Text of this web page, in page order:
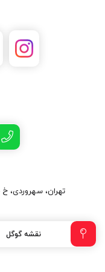
تهران، سهروردی، خ
نقشه گوگل